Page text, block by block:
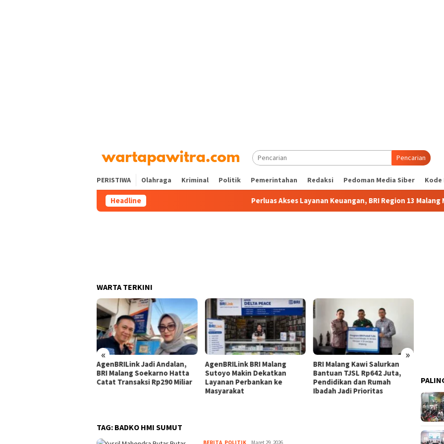
Pencarian
PERISTIWA Olahraga Kriminal Politik Pemerintahan Redaksi Pedoman Media Siber Kode
Headline Perluas Akses Layanan Keuangan, BRI Region 13 Malang Miliki
WARTA TERKINI
« »
AgenBRILink Jadi Andalan,
BRI Malang Soekarno Hatta
Catat Transaksi Rp290 Miliar
AgenBRILink BRI Malang
Sutoyo Makin Dekatkan
Layanan Perbankan ke
Masyarakat
BRI Malang Kawi Salurkan
Bantuan TJSL Rp642 Juta,
Pendidikan dan Rumah
Ibadah Jadi Prioritas
TAG: BADKO HMI SUMUT
BERITA, POLITIK admin
Maret 29, 2026